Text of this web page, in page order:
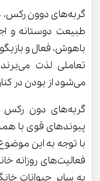
گربه‌های دوون رکس،
طبیعت دوستانه و
باهوش، فعال و
تعاملی لذت
می‌شود از بودن در
گربه‌های دون رکس
پیوندهای قوی با
با توجه به این
فعالیت‌های روزانه
به سایر حیوانات